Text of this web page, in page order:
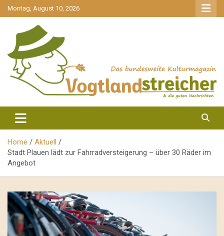
gehe
zum
Montag, August 10, 2026
Vogtlandstreicher
Home
Aktuell
Stadt Plauen lädt zur Fahrradversteigerung – über 30 Räder im
Angebot